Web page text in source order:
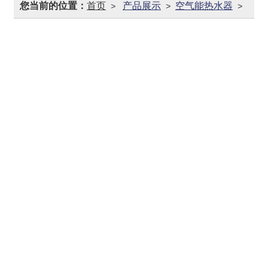
您当前的位置： 首页 > 产品展示 > 空气能热水器 >